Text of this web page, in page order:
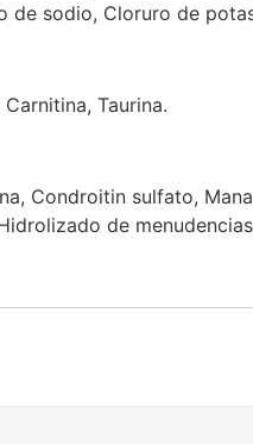
sodio, Cloruro de
Taurina.
Condroitin sulfato,
de